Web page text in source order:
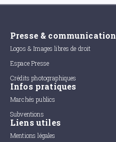
Presse & communication
Logos & Images libres de droit
Espace Presse
Crédits photographiques
Infos pratiques
Marchés publics
Subventions
Liens utiles
Mentions légales